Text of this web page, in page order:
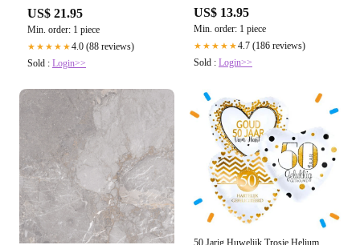
Met Helium - 46 cm
US$ 21.95
Min. order: 1 piece
★★★★★4.0 (88 reviews)
Sold : Login>>
US$ 13.95
Min. order: 1 piece
★★★★★4.7 (186 reviews)
Sold : Login>>
50 Jarig Huwelijk Trosje Helium